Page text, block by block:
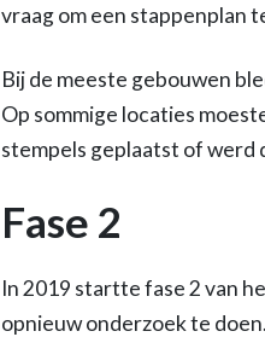
vraag om een stappenplan
Bij de meeste gebouwen
Op sommige locaties
stempels geplaatst of werd
Fase 2
In 2019 startte fase 2 van
opnieuw onderzoek te